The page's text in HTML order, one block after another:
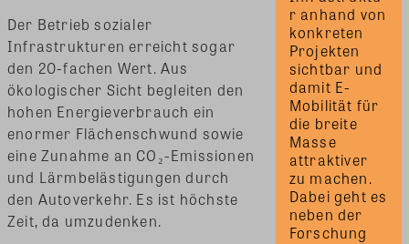
r anhand von
konkreten
Projekten
sichtbar und
damit E-
Mobilität für
die breite
Masse
attraktiver
zu machen.
Dabei geht es
neben der
Forschung
Der Betrieb sozialer
Infrastrukturen erreicht sogar
den 20-fachen Wert. Aus
ökologischer Sicht begleiten den
hohen Energieverbrauch ein
enormer Flächenschwund sowie
eine Zunahme an CO₂-Emissionen
und Lärmbelästigungen durch
den Autoverkehr. Es ist höchste
Zeit, da umzudenken.